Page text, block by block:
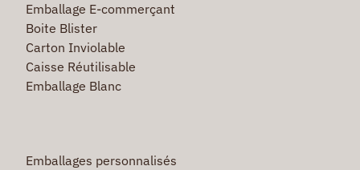
Emballage E-commerçant
Boite Blister
Carton Inviolable
Caisse Réutilisable
Emballage Blanc
Emballages personnalisés